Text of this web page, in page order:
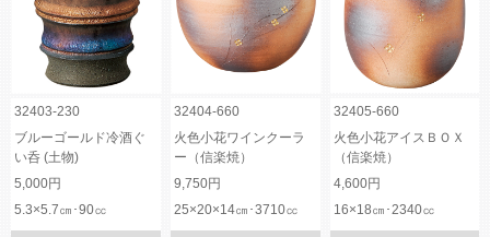
32403-230 32404-660
32405-660
ブルーゴールド冷酒ぐ
い呑 (土物)
火色小花ワインクーラ
ー（信楽焼）
火色小花アイスＢＯＸ
（信楽焼）
5,000円
9,750円
4,600円
5.3×5.7㎝･90㏄
25×20×14㎝･3710㏄ 16×18㎝･2340㏄